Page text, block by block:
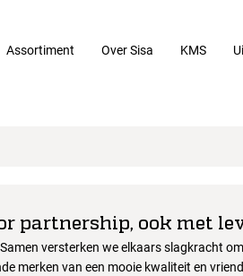
Assortiment Over Sisa KMS
partnership, ook met
versterken we elkaars slagkracht
merken van een mooie kwaliteit en